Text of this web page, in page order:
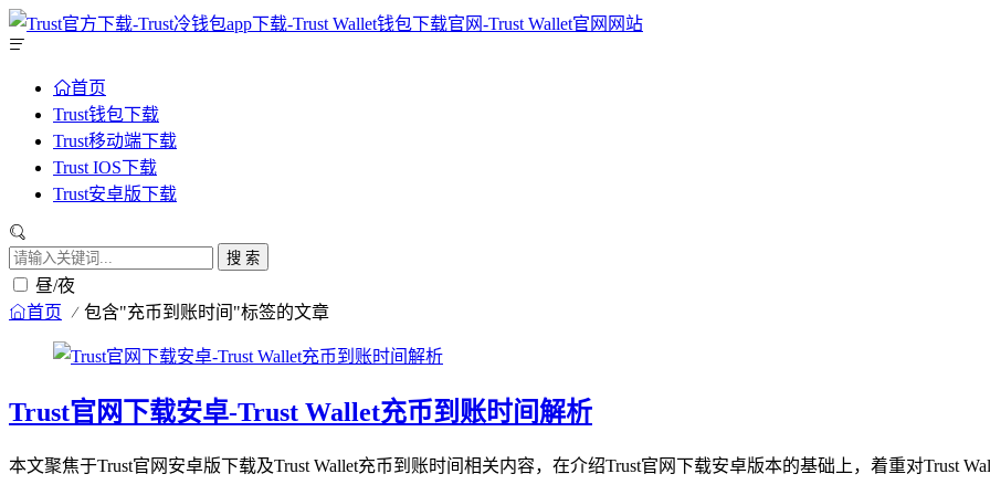
首页
Trust钱包下载
Trust移动端下载
Trust IOS下载
Trust安卓版下载
搜 索
昼/夜
首页 包含"充币到账时间"标签的文章
Trust官网下载安卓-Trust Wallet充币到账时间解析
本文聚焦于Trust官网安卓版下载及Trust Wallet充币到账时间相关内容，在介绍Trust官网下载安卓版本的基础上，着重对Trust